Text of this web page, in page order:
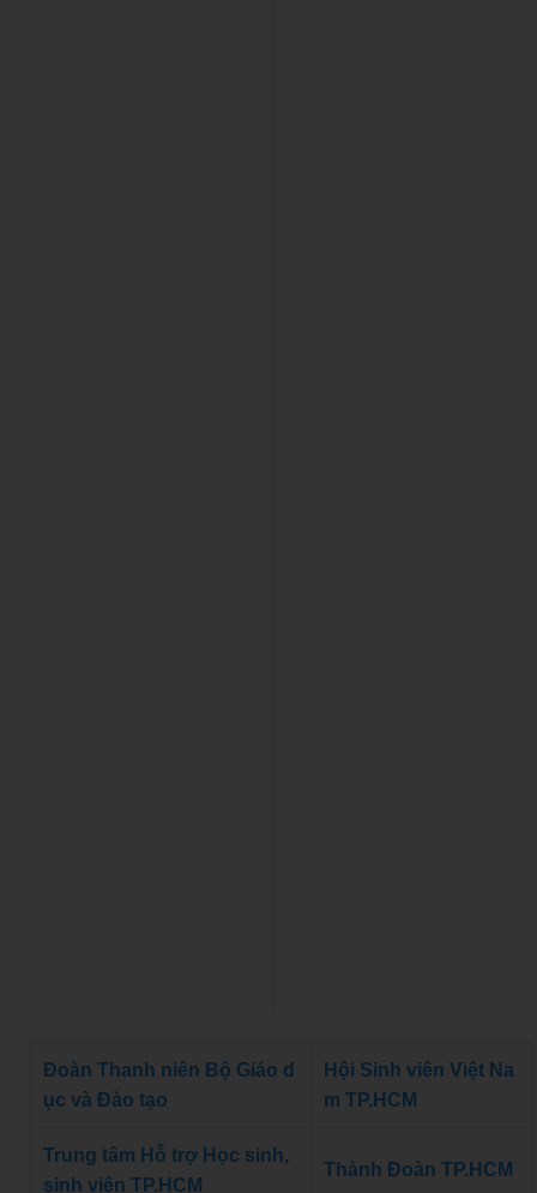
Đoàn Thanh niên Bộ Giáo d
ục và Đào tạo
Hội Sinh viên Việt Na
m TP.HCM
Trung tâm Hỗ trợ Học sinh,
sinh viên TP.HCM
Thành Đoàn TP.HCM